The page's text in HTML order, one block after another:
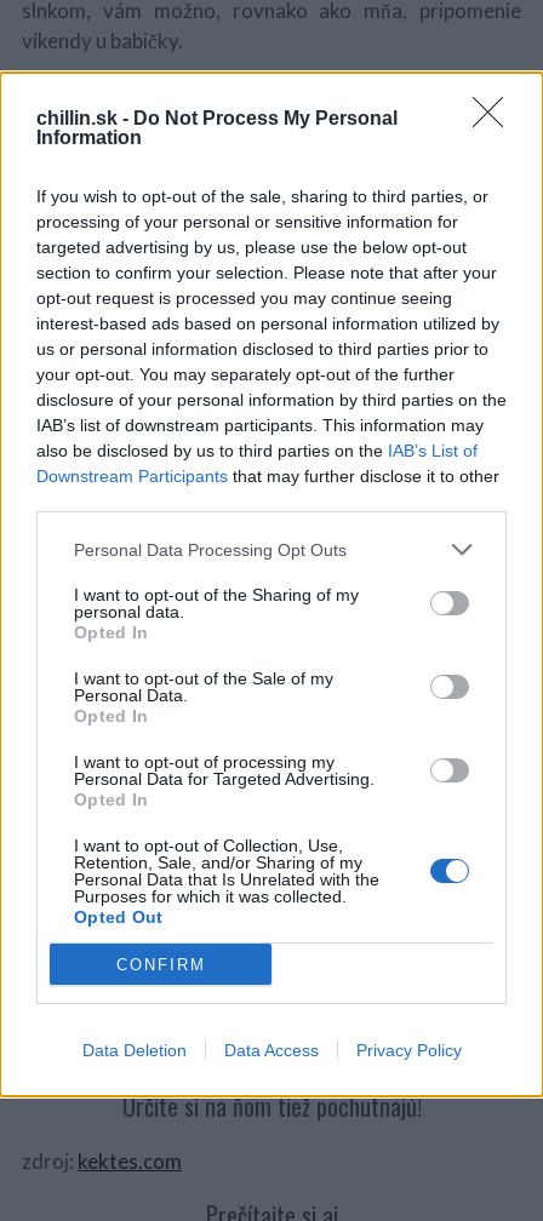
chillin.sk - Do Not Process My Personal
Information
If you wish to opt-out of the sale, sharing to third parties, or
processing of your personal or sensitive information for
targeted advertising by us, please use the below opt-out
section to confirm your selection. Please note that after your
opt-out request is processed you may continue seeing
interest-based ads based on personal information utilized by
us or personal information disclosed to third parties prior to
your opt-out. You may separately opt-out of the further
disclosure of your personal information by third parties on the
IAB’s list of downstream participants. This information may
also be disclosed by us to third parties on the IAB’s List of
Downstream Participants that may further disclose it to other
Personal Data Processing Opt Outs
I want to opt-out of the Sharing of my
personal data.
Opted In
I want to opt-out of the Sale of my
Personal Data.
Opted In
I want to opt-out of processing my
Personal Data for Targeted Advertising.
Opted In
I want to opt-out of Collection, Use,
Retention, Sale, and/or Sharing of my
Personal Data that Is Unrelated with the
Purposes for which it was collected.
Opted Out
CONFIRM
Data Deletion Data Access Privacy Policy
slnkom, vám možno, rovnako ako mňa, pripomenie
víkendy u babičky.
Poctivá chuť tohto múčnika vo Vás zostane ešte dlho.
Navyše Vás veľmi poteší, že sa cesto nenecháva vôbec
INGREDIENCIE
4 vajcia
150 g masla
3 g droždia
300 g múky
100 g kryštálového cukru
500 g tvarohu
250 g práškového cukru
1 vanilkový cukor
Kôra z 1 citróna
Žĺtky si vyšľaháme s maslom. Potom k pene pridáme
mlieko, droždie, cukor kryštál, múku a dôkladne
Rozdelíme cesto na 2 časti. Plech si vystelieme
papierom na pečenie a dno zalejeme prvou časťou
Z bielkov si vyšľaháme tuhý sneh. Opatrne doň
zašľaháme aj zvyšné ingrediencie.
Potom pečieme v predhriatej rúre. Vyberieme z rúry a
Určite si na ňom tiež pochutnajú!
zdroj: kektes.com
S
e
a
r
c
h
f